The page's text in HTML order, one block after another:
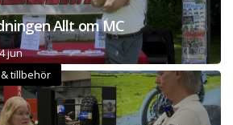
Allt om MC
jun
tillbehör